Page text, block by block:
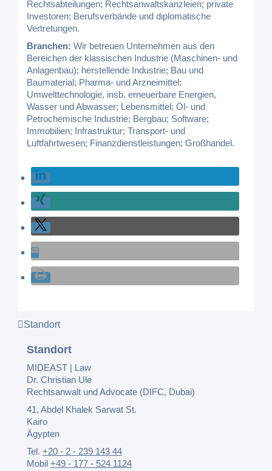
Rechtsabteilungen; Rechtsanwaltskanzleien; private
Investoren; Berufsverbände und diplomatische
Vertretungen.
Branchen: Wir betreuen Unternehmen aus den
Bereichen der klassischen Industrie (Maschinen- und
Anlagenbau); herstellende Industrie; Bau und
Baumaterial; Pharma- und Arzneimittel;
Umwelttechnologie, insb. erneuerbare Energien,
Wasser und Abwasser; Lebensmittel; Öl- und
Petrochemische Industrie; Bergbau; Software;
Immobilien; Infrastruktur; Transport- und
Luftfahrtwesen; Finanzdienstleistungen; Großhandel.
Standort
Standort
MIDEAST | Law
Dr. Christian Ule
Rechtsanwalt und Advocate (DIFC, Dubai)
41, Abdel Khalek Sarwat St.
Kairo
Ägypten
Tel.+20 - 2 - 239 143 44
Mobil+49 - 177 - 524 1124